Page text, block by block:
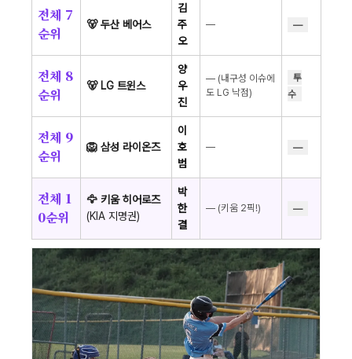
전체 7
순위
🐻 두산 베어스
김
주
오
— —
전체 8
순위
🐻 LG 트윈스
양
우
진
— (내구성 이슈에
도 LG 낙점)
투
수
전체 9
순위
🦁 삼성 라이온즈
이
호
범
— —
전체 1
0순위
🦅 키움 히어로즈
(KIA 지명권)
박
한
결
— (키움 2픽!) —